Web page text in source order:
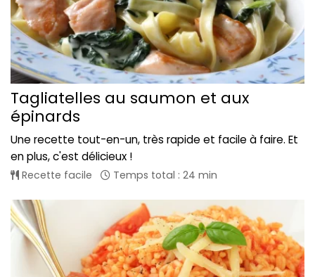
Tagliatelles au saumon et aux
épinards
Une recette tout-en-un, très rapide et facile à faire. Et
en plus, c'est délicieux !
Recette facile Temps total : 24 min